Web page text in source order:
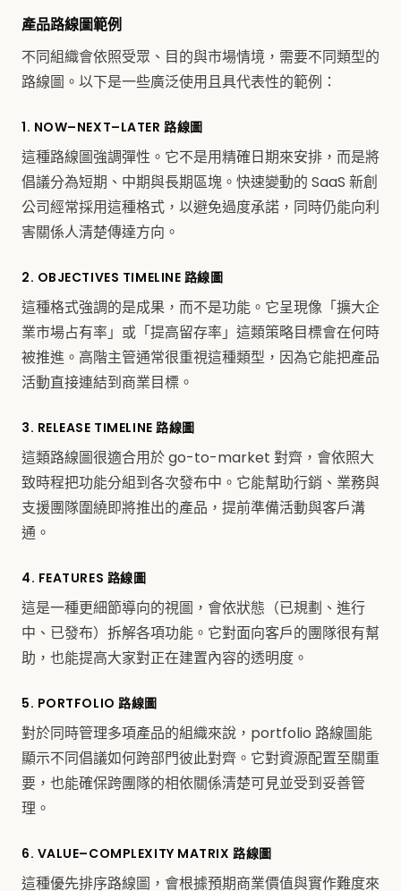
產品路線圖範例
不同組織會依照受眾、目的與市場情境，需要不同類型的
路線圖。以下是一些廣泛使用且具代表性的範例：
1. NOW–NEXT–LATER 路線圖
這種路線圖強調彈性。它不是用精確日期來安排，而是將
倡議分為短期、中期與長期區塊。快速變動的 SaaS 新創
公司經常採用這種格式，以避免過度承諾，同時仍能向利
害關係人清楚傳達方向。
2. OBJECTIVES TIMELINE 路線圖
這種格式強調的是成果，而不是功能。它呈現像「擴大企
業市場占有率」或「提高留存率」這類策略目標會在何時
被推進。高階主管通常很重視這種類型，因為它能把產品
活動直接連結到商業目標。
3. RELEASE TIMELINE 路線圖
這類路線圖很適合用於 go-to-market 對齊，會依照大
致時程把功能分組到各次發布中。它能幫助行銷、業務與
支援團隊圍繞即將推出的產品，提前準備活動與客戶溝
通。
4. FEATURES 路線圖
這是一種更細節導向的視圖，會依狀態（已規劃、進行
中、已發布）拆解各項功能。它對面向客戶的團隊很有幫
助，也能提高大家對正在建置內容的透明度。
5. PORTFOLIO 路線圖
對於同時管理多項產品的組織來說，portfolio 路線圖能
顯示不同倡議如何跨部門彼此對齊。它對資源配置至關重
要，也能確保跨團隊的相依關係清楚可見並受到妥善管
理。
6. VALUE–COMPLEXITY MATRIX 路線圖
這種優先排序路線圖，會根據預期商業價值與實作難度來